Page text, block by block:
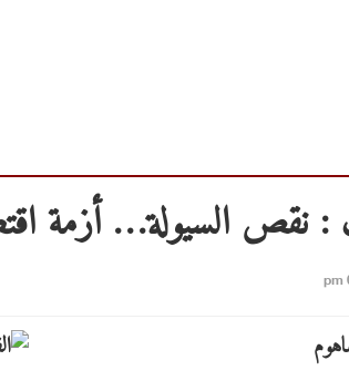
: نقص السيولة… أزمة